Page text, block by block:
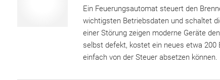
Ein Feuerungsautomat steuert den
wichtigsten Betriebsdaten und schaltet
einer Störung zeigen moderne Geräte
selbst defekt, kostet ein neues etwa
einfach von der Steuer absetzen können.